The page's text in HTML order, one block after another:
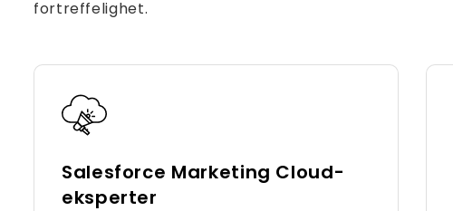
fortreffelighet.
Salesforce Marketing Cloud-
eksperter